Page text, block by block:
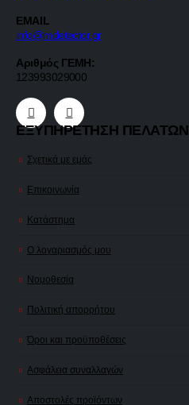
EMAIL
info@mdetector.gr
Αριθμός ΓΕΜΗ:
123993029000
ΕΞΥΠΗΡΕΤΗΣΗ ΠΕΛΑΤΩΝ
Σχετικά με εμάς
Επικοινωνία
Κατάστημα
Ο λογαριασμός μου
Νομοθεσία
Πολιτική απορρήτου
Όροι και προϋποθέσεις
Ασφάλεια συναλλαγών
Αποστολές προϊόντων